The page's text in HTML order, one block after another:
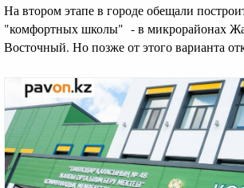
На втором этапе в городе обещали
"комфортных школы" - в микрорайонах
Восточный. Но позже от этого варианта